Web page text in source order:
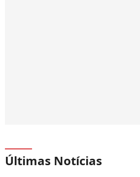
Últimas Notícias